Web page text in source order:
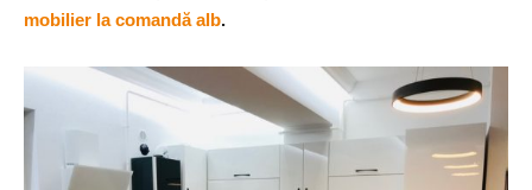
mobilier la comandă alb.